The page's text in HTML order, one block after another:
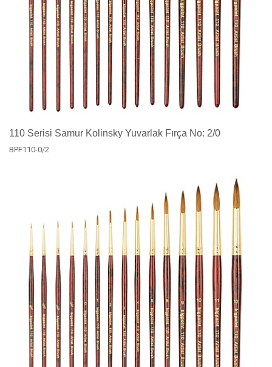
110 Serisi Samur Kolinsky Yuvarlak Fırça No: 2/0
BPF110-0/2